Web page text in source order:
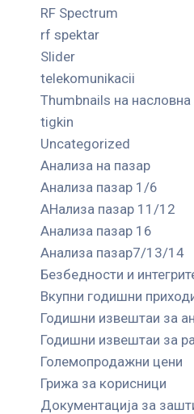
RF Spectrum
rf spektar
Slider
telekomunikacii
Thumbnails на насловна
tigkin
Uncategorized
Анализа на пазар
Анализа пазар 1/6
АНализа пазар 11/12
Анализа пазар 16
Анализа пазар7/13/14
Безбедности и
Вкупни годишни
Годишни извештаи за
Годишни извештаи за
Големопродажни цени
Грижа за корисници
Документација за